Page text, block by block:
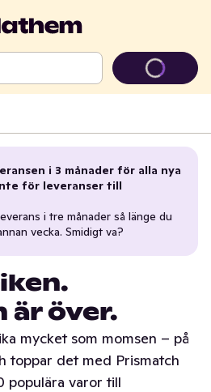
i 3 månader för alla nya
för leveranser till
i tre månader så länge du
vecka. Smidigt va?
är över.
mycket som momsen – på
toppar det med Prismatch
populära varor till